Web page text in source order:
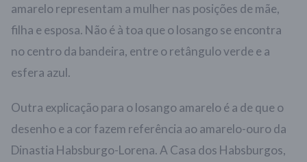
amarelo representam a mulher nas posições de mãe,
filha e esposa. Não é à toa que o losango se encontra
no centro da bandeira, entre o retângulo verde e a
esfera azul.
Outra explicação para o losango amarelo é a de que o
desenho e a cor fazem referência ao amarelo-ouro da
Dinastia Habsburgo-Lorena. A Casa dos Habsburgos,